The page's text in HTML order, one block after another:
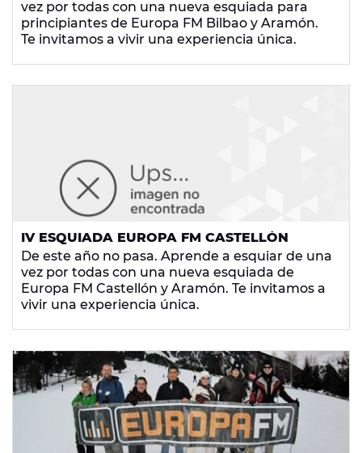
vez por todas con una nueva esquiada para
principiantes de Europa FM Bilbao y Aramón.
Te invitamos a vivir una experiencia única.
IV ESQUIADA EUROPA FM CASTELLÓN
De este año no pasa. Aprende a esquiar de una
vez por todas con una nueva esquiada de
Europa FM Castellón y Aramón. Te invitamos a
vivir una experiencia única.